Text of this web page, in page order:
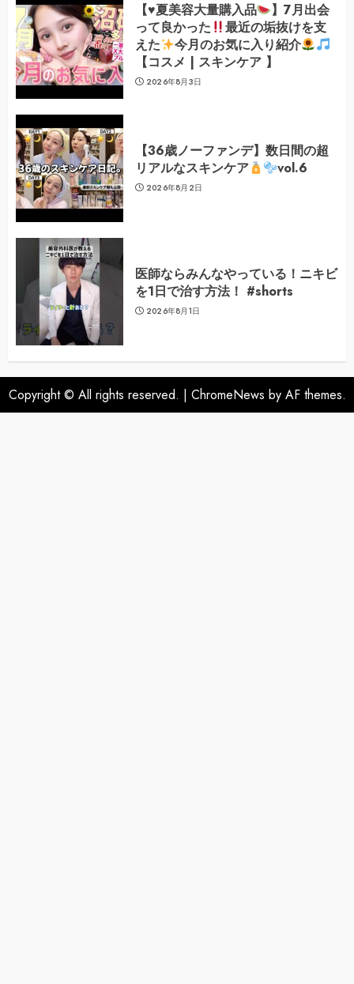
【♥️夏美容大量購入品
】7月出会
って良かった
最近の垢抜けを支
えた
今月のお気に入り紹介
【コスメ | スキンケア 】
2026年8月3日
【36歳ノーファンデ】数日間の超
リアルなスキンケア
vol.6
2026年8月2日
医師ならみんなやっている！ニキビ
を1日で治す方法！ #shorts
2026年8月1日
Copyright © All rights reserved. | ChromeNews by AF themes.